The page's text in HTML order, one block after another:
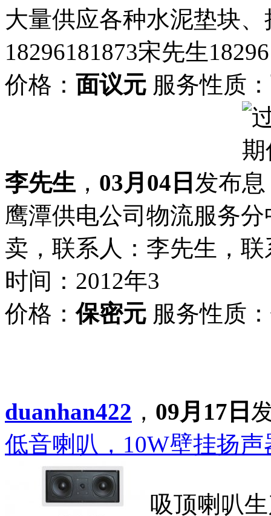
大量供应各种水泥垫块
18296181873宋先生
价格： 面议元 服务性质：
李先生 ， 03月04日 发布
鹰潭供电公司物流服务
卖，联系人：李先生，联
时间：2012年3
价格：保密元 服务性质：
duanhan422 ， 09月17日
低音喇叭，10W壁挂扬
吸顶喇叭